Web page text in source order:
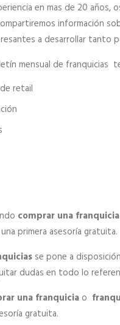
en mas de 20
información
a desarrollar tanto
mensual de franquicias
retail
comprar una franquicia
primera asesoría gratuita.
se pone a
dudas en todo lo
una franquicia o
gratuita.